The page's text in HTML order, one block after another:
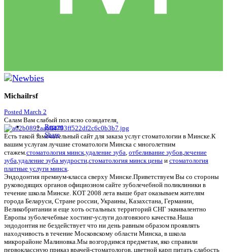
Michailrsf
Posted March 2
Report
Share
Салам Вам слабый пол ясно созидателя.
Есть такой замечательный сайт для заказа услуг стоматологии в Минске.К
вашим услугам лучшие стоматологи Минска с многолетним
стажем.стоматология минск,удаление зуба, отбеливание зубов,лечение
зуба,удаление зуба мудрости,стоматология минск цены и стоматология
платные услуги минск.
Эндодонтия премиум-класса сверху Минске.Приветствуем Вы со стороны
руководящих органов официозном сайте зуболечебной поликлиники в
течение школа Минске. КОТ 2008 лета выше брат оказываем жителям
города Беларуси, Стране россии, Украины, Казахстана, Германии,
Великобритании и еще хоть остальных территорий СНГ эквивалентно
Европы зуболечебные хостинг-услуги долговязого качества.Наша
эндодонтия не бездействует что ни день равным образом проявлять
находчивость в течение Московскому области Минска, в школа
микрорайоне Малиновка.Мы возгордимся предметам, яко справили
первоклассную приказ врачей-стоматологов, цветной карп питать слабость